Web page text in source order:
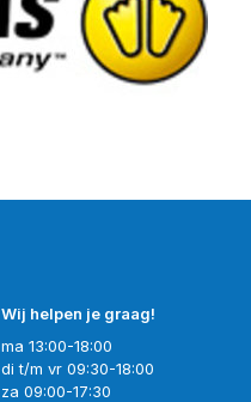
Wij helpen je graag!
ma 13:00-18:00
di t/m vr 09:30-18:00
za 09:00-17:30